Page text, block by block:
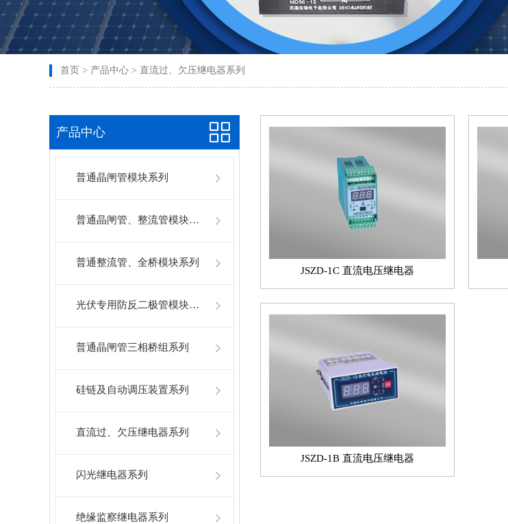
首页 > 产品中心 > 直流过、欠压继电器系列
产品中心
普通晶闸管模块系列
普通晶闸管、整流管模块系列
普通整流管、全桥模块系列
光伏专用防反二极管模块系列
普通晶闸管三相桥组系列
硅链及自动调压装置系列
直流过、欠压继电器系列
闪光继电器系列
绝缘监察继电器系列
JSZD-1C 直流电压继电器
JSZD-1B 直流电压继电器